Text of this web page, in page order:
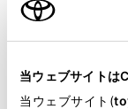
当ウェブサイトは
当ウェブサイト(